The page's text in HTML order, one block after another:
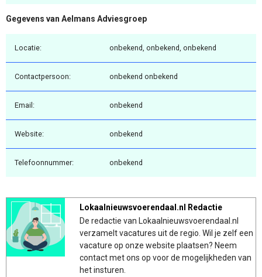
Gegevens van Aelmans Adviesgroep
Locatie: onbekend, onbekend, onbekend
Contactpersoon: onbekend onbekend
Email: onbekend
Website: onbekend
Telefoonnummer: onbekend
Lokaalnieuwsvoerendaal.nl Redactie
De redactie van Lokaalnieuwsvoerendaal.nl
verzamelt vacatures uit de regio. Wil je zelf een
vacature op onze website plaatsen? Neem
contact met ons op voor de mogelijkheden van
het insturen.